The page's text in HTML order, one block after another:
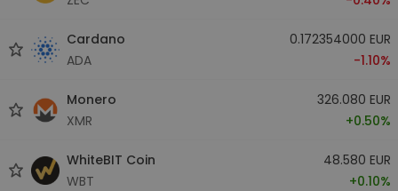
Cardano
ADA
0.172354000 EUR
-1.10%
Monero
XMR
326.080 EUR
+0.50%
WhiteBIT Coin
WBT
48.580 EUR
+0.10%